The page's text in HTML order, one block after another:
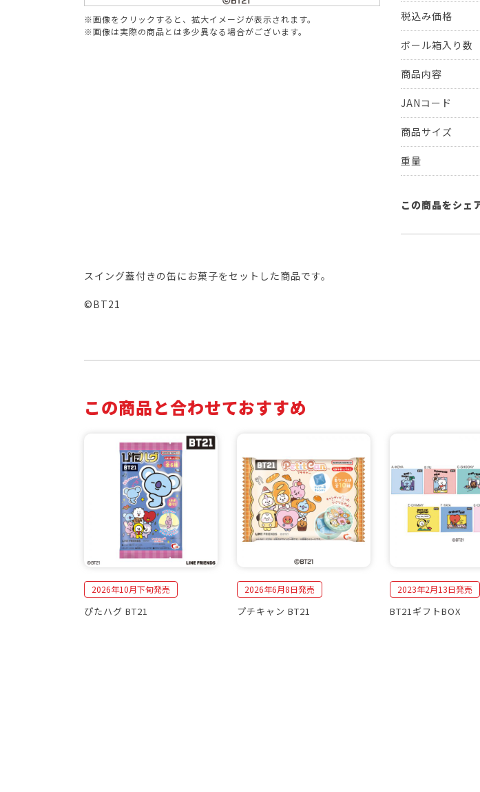
※画像をクリックすると、拡大イメージが表示されます。
※画像は実際の商品とは多少異なる場合がございます。
税込み価格
ボール箱入り数
商品内容
JANコード
商品サイズ
重量
この商品をシェ
スイング蓋付きの缶にお菓子をセットした商品です。
©BT21
この商品と合わせておすすめ
2026年10月下旬発売
ぴたハグ BT21
2026年6月8日発売
プチキャン BT21
2023年2月13日発売
BT21ギフトBOX